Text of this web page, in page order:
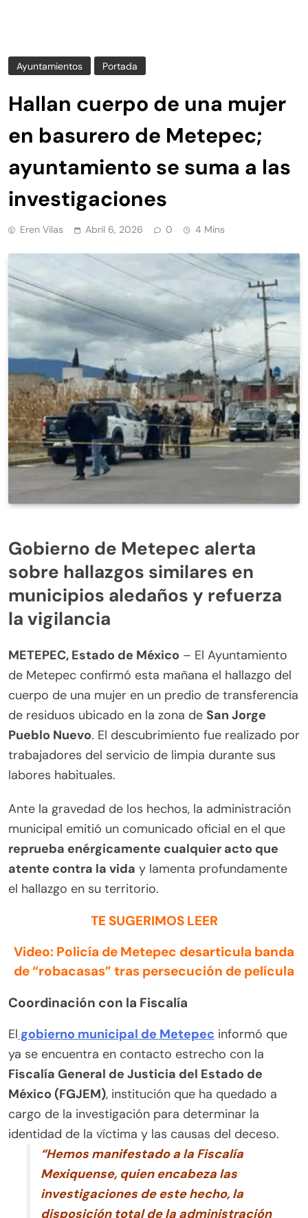
Ayuntamientos Portada
Hallan cuerpo de una mujer
en basurero de Metepec;
ayuntamiento se suma a las
investigaciones
Eren Vilas Abril 6, 2026 0 4 Mins
Gobierno de Metepec alerta
sobre hallazgos similares en
municipios aledaños y refuerza
la vigilancia
METEPEC, Estado de México – El Ayuntamiento
de Metepec confirmó esta mañana el hallazgo del
cuerpo de una mujer en un predio de transferencia
de residuos ubicado en la zona de San Jorge
Pueblo Nuevo. El descubrimiento fue realizado por
trabajadores del servicio de limpia durante sus
labores habituales.
Ante la gravedad de los hechos, la administración
municipal emitió un comunicado oficial en el que
reprueba enérgicamente cualquier acto que
atente contra la vida y lamenta profundamente
el hallazgo en su territorio.
TE SUGERIMOS LEER
Video: Policía de Metepec desarticula banda
de “robacasas” tras persecución de película
Coordinación con la Fiscalía
El gobierno municipal de Metepec informó que
ya se encuentra en contacto estrecho con la
Fiscalía General de Justicia del Estado de
México (FGJEM), institución que ha quedado a
cargo de la investigación para determinar la
identidad de la víctima y las causas del deceso.
“Hemos manifestado a la Fiscalía
Mexiquense, quien encabeza las
investigaciones de este hecho, la
disposición total de la administración